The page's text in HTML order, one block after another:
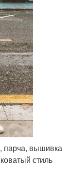
парча, вышивка
стиль